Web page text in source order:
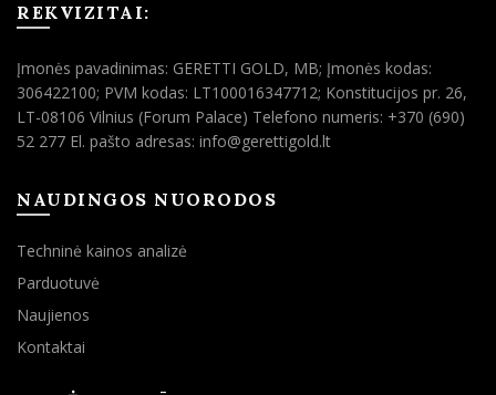
REKVIZITAI:
Įmonės pavadinimas: GERETTI GOLD, MB; Įmonės kodas:
306422100; PVM kodas: LT100016347712; Konstitucijos pr. 26,
LT-08106 Vilnius (Forum Palace) Telefono numeris: +370 (690)
52 277 El. pašto adresas: info@gerettigold.lt
NAUDINGOS NUORODOS
Techninė kainos analizė
Parduotuvė
Naujienos
Kontaktai